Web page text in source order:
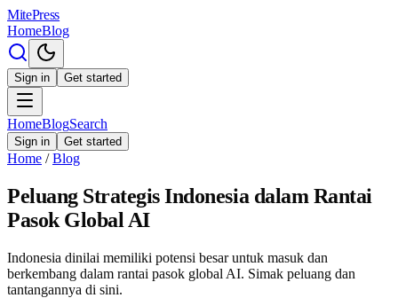
MitePress
HomeBlog
Sign in Get started
HomeBlogSearch
Sign in Get started
Home / Blog
Peluang Strategis Indonesia dalam Rantai
Pasok Global AI
Indonesia dinilai memiliki potensi besar untuk masuk dan
berkembang dalam rantai pasok global AI. Simak peluang dan
tantangannya di sini.